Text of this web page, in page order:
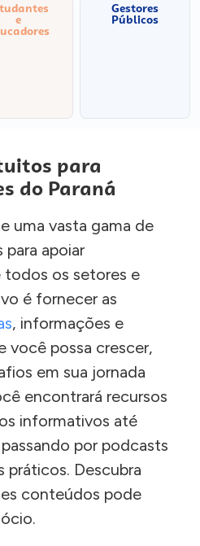
e
Gestores
Públicos
para
do Paraná
uma vasta gama de
apoiar
todos os setores e
é fornecer as
, informações e
você possa crescer,
em sua jornada
encontrará recursos
informativos até
por podcasts
práticos. Descubra
conteúdos pode